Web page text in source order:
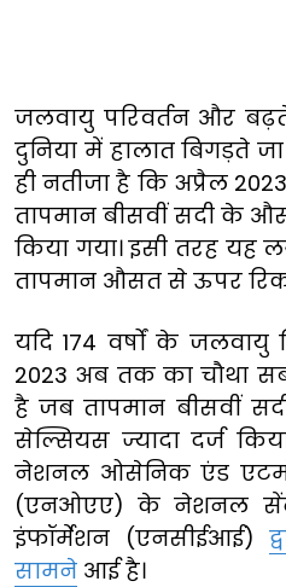
जलवायु परिवर्तन और
दुनिया में हालात बिगड़ते
ही नतीजा है कि अप्रैल
तापमान बीसवीं सदी के
किया गया। इसी तरह यह
तापमान औसत से ऊपर
यदि 174 वर्षों के जलवायु
2023 अब तक का चौथा
है जब तापमान बीसवीं
सेल्सियस ज्यादा दर्ज
नेशनल ओसेनिक एंड
(एनओएए) के नेशनल
इंफॉर्मेशन (एनसीईआई)
सामने आई है।